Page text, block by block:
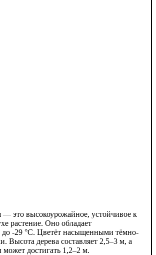
— это высокоурожайное, устойчивое к
растение. Оно обладает
до -29 °C. Цветёт насыщенными тёмно-
Высота дерева составляет 2,5–3 м, а
может достигать 1,2–2 м.